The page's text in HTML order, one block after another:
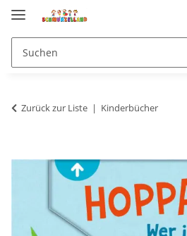
Zurück zur Liste Kinderbücher